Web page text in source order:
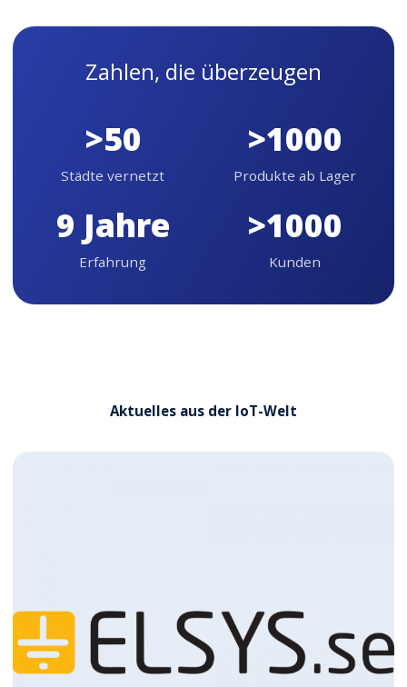
Zahlen, die überzeugen
>50
Städte vernetzt
>1000
Produkte ab Lager
9 Jahre
Erfahrung
>1000
Kunden
Aktuelles aus der IoT-Welt